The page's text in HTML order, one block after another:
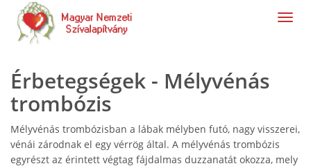
Érbetegségek - Mélyvénás
trombózis
Mélyvénás trombózisban a lábak mélyben futó, nagy visszerei,
vénái zárodnak el egy vérrög által. A mélyvénás trombózis
egyrészt az érintett végtag fájdalmas duzzanatát okozza, mely